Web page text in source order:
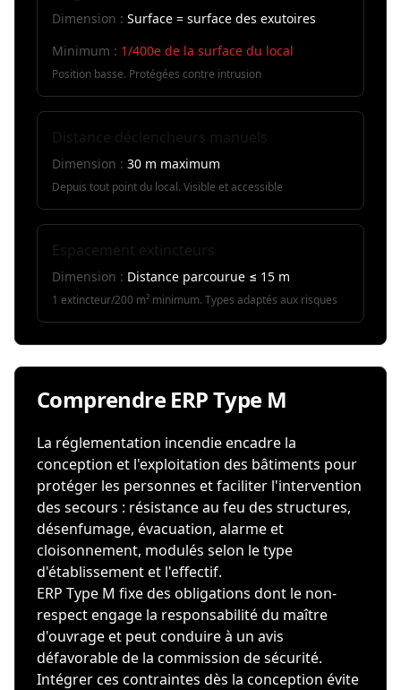
Dimension : Surface = surface des exutoires
Minimum : 1/400e de la surface du local
Position basse. Protégées contre intrusion
Dimension : 30 m maximum
Depuis tout point du local. Visible et accessible
Dimension : Distance parcourue ≤ 15 m
1 extincteur/200 m² minimum. Types adaptés aux risques
Comprendre ERP Type M
La réglementation incendie encadre la
conception et l'exploitation des bâtiments pour
protéger les personnes et faciliter l'intervention
des secours : résistance au feu des structures,
désenfumage, évacuation, alarme et
cloisonnement, modulés selon le type
d'établissement et l'effectif.
ERP Type M fixe des obligations dont le non-
respect engage la responsabilité du maître
d'ouvrage et peut conduire à un avis
défavorable de la commission de sécurité.
Intégrer ces contraintes dès la conception évite